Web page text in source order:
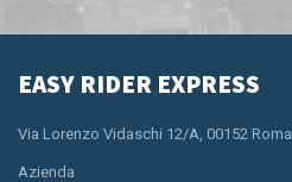
EASY RIDER EXPRESS
Via Lorenzo Vidaschi 12/A, 00152 Roma
Azienda